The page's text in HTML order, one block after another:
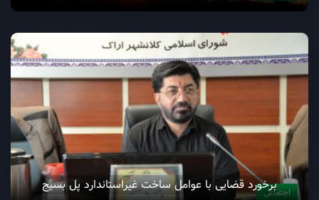
اجتماعیبرخورد قضایی با عوامل ساخت غیراستاندارد پل بسیج